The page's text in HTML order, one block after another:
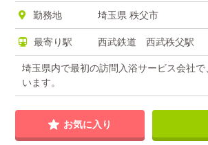
勤務地 埼玉県 秩父市
最寄り駅 西武鉄道 西武秩父駅
埼玉県内で最初の訪問入浴サービス会社
います。
お気に入り